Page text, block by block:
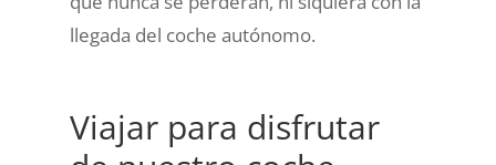
llegada del coche autónomo.
Viajar para disfrutar